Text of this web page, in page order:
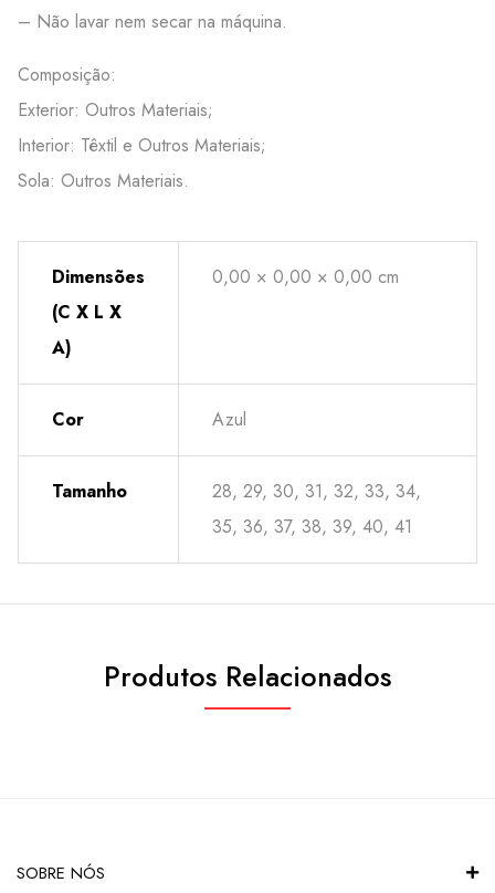
– Não lavar nem secar na máquina.
Composição:
Exterior: Outros Materiais;
Interior: Têxtil e Outros Materiais;
Sola: Outros Materiais.
Dimensões
(C X L X
A)
0,00 × 0,00 × 0,00 cm
Cor Azul
Tamanho
28, 29, 30, 31, 32, 33, 34,
35, 36, 37, 38, 39, 40, 41
Produtos Relacionados
SOBRE NÓS